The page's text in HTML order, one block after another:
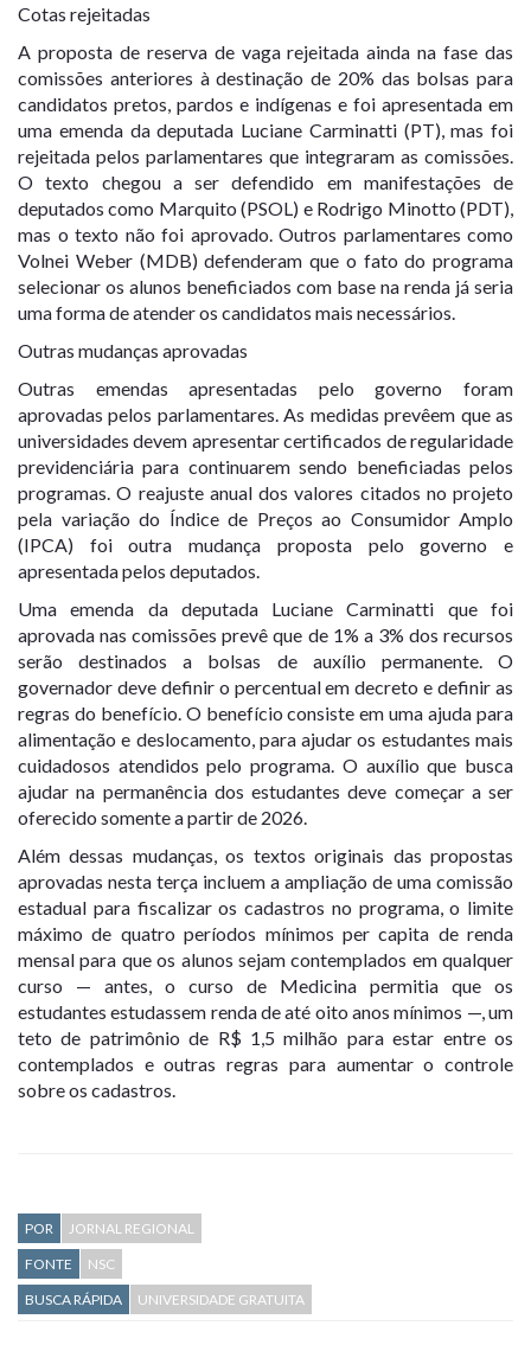
Cotas rejeitadas
A proposta de reserva de vaga rejeitada ainda na fase das
comissões anteriores à destinação de 20% das bolsas para
candidatos pretos, pardos e indígenas e foi apresentada em
uma emenda da deputada Luciane Carminatti (PT), mas foi
rejeitada pelos parlamentares que integraram as comissões.
O texto chegou a ser defendido em manifestações de
deputados como Marquito (PSOL) e Rodrigo Minotto (PDT),
mas o texto não foi aprovado. Outros parlamentares como
Volnei Weber (MDB) defenderam que o fato do programa
selecionar os alunos beneficiados com base na renda já seria
uma forma de atender os candidatos mais necessários.
Outras mudanças aprovadas
Outras emendas apresentadas pelo governo foram
aprovadas pelos parlamentares. As medidas prevêem que as
universidades devem apresentar certificados de regularidade
previdenciária para continuarem sendo beneficiadas pelos
programas. O reajuste anual dos valores citados no projeto
pela variação do Índice de Preços ao Consumidor Amplo
(IPCA) foi outra mudança proposta pelo governo e
apresentada pelos deputados.
Uma emenda da deputada Luciane Carminatti que foi
aprovada nas comissões prevê que de 1% a 3% dos recursos
serão destinados a bolsas de auxílio permanente. O
governador deve definir o percentual em decreto e definir as
regras do benefício. O benefício consiste em uma ajuda para
alimentação e deslocamento, para ajudar os estudantes mais
cuidadosos atendidos pelo programa. O auxílio que busca
ajudar na permanência dos estudantes deve começar a ser
oferecido somente a partir de 2026.
Além dessas mudanças, os textos originais das propostas
aprovadas nesta terça incluem a ampliação de uma comissão
estadual para fiscalizar os cadastros no programa, o limite
máximo de quatro períodos mínimos per capita de renda
mensal para que os alunos sejam contemplados em qualquer
curso — antes, o curso de Medicina permitia que os
estudantes estudassem renda de até oito anos mínimos —, um
teto de patrimônio de R$ 1,5 milhão para estar entre os
contemplados e outras regras para aumentar o controle
sobre os cadastros.
POR
JORNAL REGIONAL
FONTE
NSC
BUSCA RÁPIDA
UNIVERSIDADE GRATUITA